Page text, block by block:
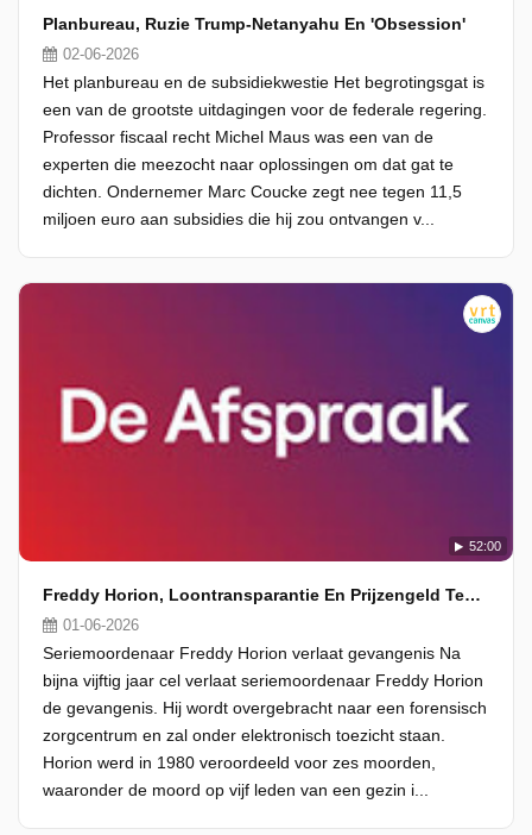
Planbureau, Ruzie Trump-Netanyahu En 'Obsession'
02-06-2026
Het planbureau en de subsidiekwestie Het begrotingsgat is
een van de grootste uitdagingen voor de federale regering.
Professor fiscaal recht Michel Maus was een van de
experten die meezocht naar oplossingen om dat gat te
dichten. Ondernemer Marc Coucke zegt nee tegen 11,5
miljoen euro aan subsidies die hij zou ontvangen v...
52:00
Freddy Horion, Loontransparantie En Prijzengeld Tennis
01-06-2026
Seriemoordenaar Freddy Horion verlaat gevangenis Na
bijna vijftig jaar cel verlaat seriemoordenaar Freddy Horion
de gevangenis. Hij wordt overgebracht naar een forensisch
zorgcentrum en zal onder elektronisch toezicht staan.
Horion werd in 1980 veroordeeld voor zes moorden,
waaronder de moord op vijf leden van een gezin i...